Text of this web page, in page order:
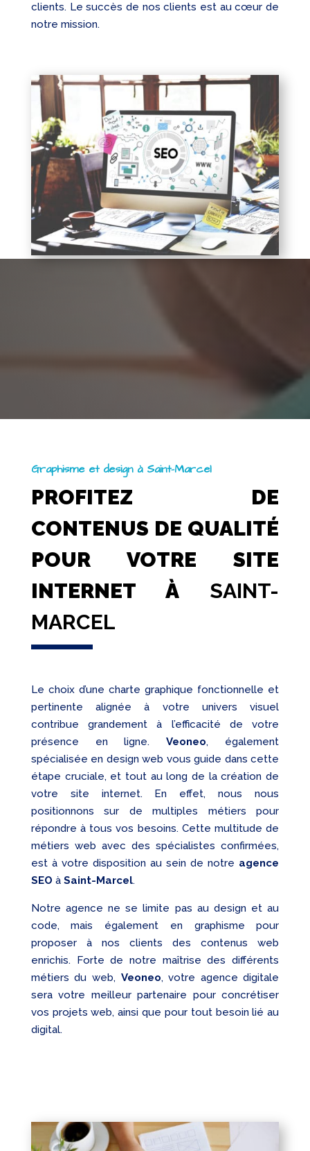
clients. Le succès de nos clients est au cœur de
notre mission.
Graphisme et design à Saint-Marcel
PROFITEZ DE
CONTENUS DE QUALITÉ
POUR VOTRE SITE
INTERNET À SAINT-
MARCEL
Le choix d’une charte graphique fonctionnelle et
pertinente alignée à votre univers visuel
contribue grandement à l’efficacité de votre
présence en ligne.Veoneo, également
spécialisée en design web vous guide dans cette
étape cruciale, et tout au long de la création de
votre site internet. En effet, nous nous
positionnons sur de multiples métiers pour
répondre à tous vos besoins. Cette multitude de
métiers web avec des spécialistes confirmées,
est à votre disposition au sein de notre agence
SEO à Saint-Marcel.
Notre agence ne se limite pas au design et au
code, mais également en graphisme pour
proposer à nos clients des contenus web
enrichis. Forte de notre maîtrise des différents
métiers du web, Veoneo, votre agence digitale
sera votre meilleur partenaire pour concrétiser
vos projets web, ainsi que pour tout besoin lié au
digital.